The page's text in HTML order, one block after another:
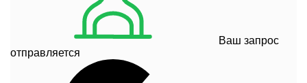
Ваш запрос
отправляется